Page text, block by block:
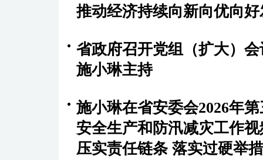
推动经济持续向新向优向
省政府召开党组（扩大）
施小琳主持
施小琳在省安委会2026年
安全生产和防汛减灾工作
压实责任链条 落实过硬举